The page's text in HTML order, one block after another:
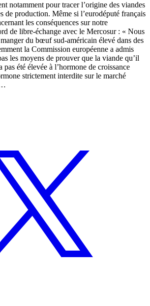
notamment pour tracer l’origine des viandes
de production. Même si l’eurodéputé français
les conséquences sur notre
de libre-échange avec le Mercosur : « Nous
du bœuf sud-américain élevé dans des
la Commission européenne a admis
les moyens de prouver que la viande qu’il
pas été élevée à l’hormone de croissance
strictement interdite sur le marché